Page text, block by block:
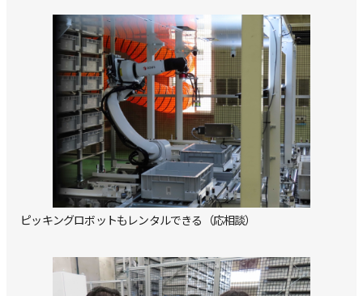
ピッキングロボットもレンタルできる（応相談）